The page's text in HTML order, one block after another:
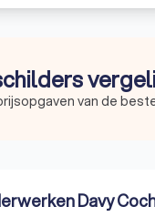
van de
Davy